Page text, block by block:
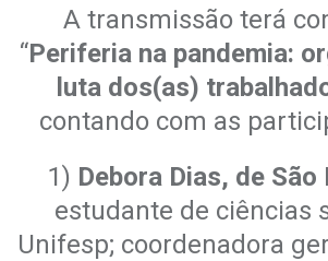
A transmissão terá
“Periferia na pandemia:
luta dos(as)
contando com as
1) Debora Dias, de São
estudante de ciências
Unifesp; coordenadora